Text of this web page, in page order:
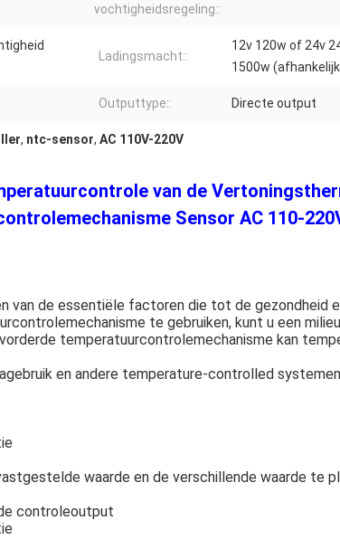
vochtigheidsregeling::
Ladingsmacht::
12v 120w of 24v
1500w
Outputtype:: Directe output
, ntc-sensor, AC 110V-220V
van de
Sensor AC 110-
van de essentiële factoren die tot de gezondheid
te gebruiken, kunt u een
temperatuurcontrolemechanisme kan
en andere temperature-controlled
waarde en de verschillende waarde te
controleoutput